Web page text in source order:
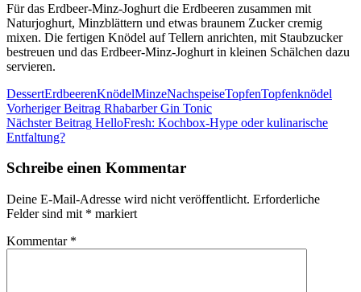
Für das Erdbeer-Minz-Joghurt die Erdbeeren zusammen mit
Naturjoghurt, Minzblättern und etwas braunem Zucker cremig
mixen. Die fertigen Knödel auf Tellern anrichten, mit Staubzucker
bestreuen und das Erdbeer-Minz-Joghurt in kleinen Schälchen dazu
servieren.
DessertErdbeerenKnödelMinzeNachspeiseTopfenTopfenknödel
Beitragsnavigation
Vorheriger Beitrag Rhabarber Gin Tonic
Nächster Beitrag HelloFresh: Kochbox-Hype oder kulinarische
Entfaltung?
Schreibe einen Kommentar
Deine E-Mail-Adresse wird nicht veröffentlicht. Erforderliche
Felder sind mit * markiert
Kommentar *